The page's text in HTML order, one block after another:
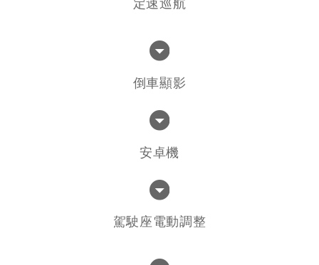
定速巡航
倒車顯影
安卓機
駕駛座電動調整